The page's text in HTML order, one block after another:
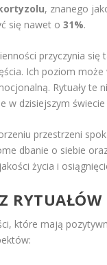
, znanego
się nawet o31%.
przyczynia się
Ich poziom
Rytuały te
w dzisiejszym świecie
przestrzeni
dbanie o siebie
życia i
RYTUAŁÓW
które mają